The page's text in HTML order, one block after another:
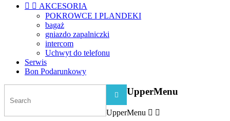
  AKCESORIA
POKROWCE I PLANDEKI
bagaż
gniazdo zapalniczki
intercom
Uchwyt do telefonu
Serwis
Bon Podarunkowy
 UpperMenu
UpperMenu  